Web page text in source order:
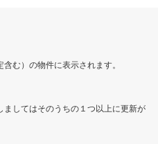
む）の物件に表示されます。
してはそのうちの１つ以上に更新が